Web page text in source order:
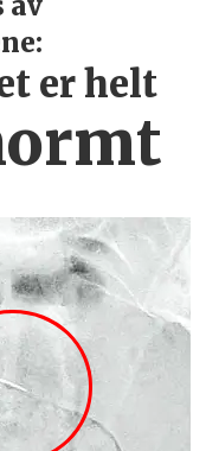
er helt